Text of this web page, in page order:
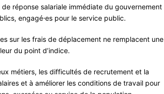
réponse salariale immédiate du gouvernement
engagé⋅es pour le service public.
sur les frais de déplacement ne remplacent une
du point d’indice.
métiers, les difficultés de recrutement et la
et à améliorer les conditions de travail pour